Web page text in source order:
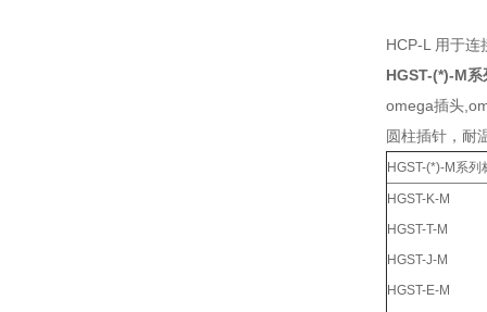
HCP-L 用于连
HGST-(*)-M
omega插头
圆柱插针，耐
HGST-(*)-M系
HGST-K-M
HGST-T-M
HGST-J-M
HGST-E-M